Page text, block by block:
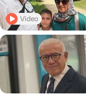
Video